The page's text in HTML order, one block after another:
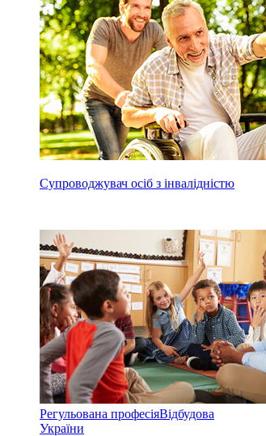
Супроводжувач осіб з інвалідністю
Регульована професіяВідбудова
України